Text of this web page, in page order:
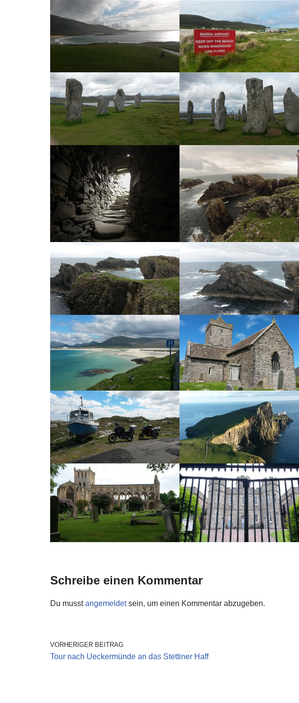
Schreibe einen Kommentar
Du musstangemeldetsein, um einen Kommentar abzugeben.
VORHERIGER BEITRAG
Tour nach Ueckermünde an das Stettiner Haff